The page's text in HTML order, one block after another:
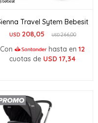
Travel Sytem Bebesit
USD 208,05 USD266,00
Con hasta en 12
cuotas de USD 17,34